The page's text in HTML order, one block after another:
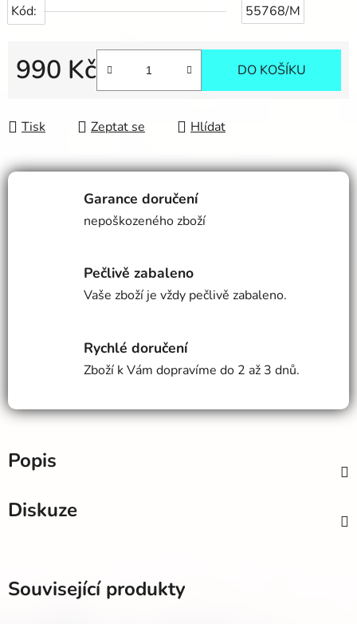
Kód:
55768/M
990 Kč DO KOŠÍKU
Tisk Zeptat se Hlídat
Garance doručení
nepoškozeného zboží
Pečlivě zabaleno
Vaše zboží je vždy pečlivě zabaleno.
Rychlé doručení
Zboží k Vám dopravíme do 2 až 3 dnů.
Popis
Diskuze
Související produkty